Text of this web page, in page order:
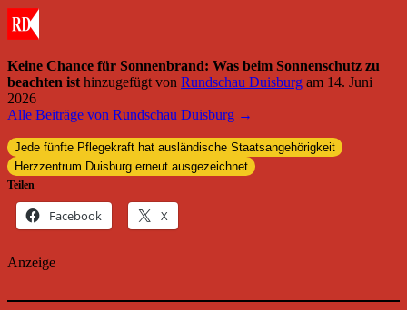
Keine Chance für Sonnenbrand: Was beim Sonnenschutz zu
beachten isthinzugefügt von Rundschau Duisburg am 14. Juni
2026
Alle Beiträge von Rundschau Duisburg →
Jede fünfte Pflegekraft hat ausländische Staatsangehörigkeit
Herzzentrum Duisburg erneut ausgezeichnet
Teilen
Facebook X
Anzeige